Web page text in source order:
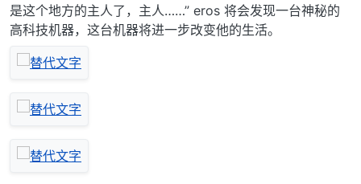
是这个地方的主人了，主人……” eros 将会发现一台神秘的
高科技机器，这台机器将进一步改变他的生活。